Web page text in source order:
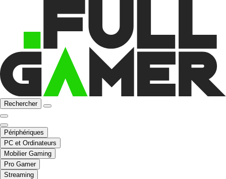
Rechercher
Périphériques
PC et Ordinateurs
Mobilier Gaming
Pro Gamer
Streaming